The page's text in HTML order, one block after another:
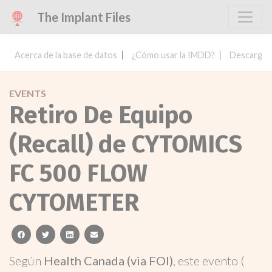
The Implant Files
Acerca de la base de datos ¿Cómo usar la IMDD? Descargar
EVENTS
Retiro De Equipo
(Recall) de CYTOMICS
FC 500 FLOW
CYTOMETER
facebooktwitterlinkedinemail
Según Health Canada (via FOI), este evento (